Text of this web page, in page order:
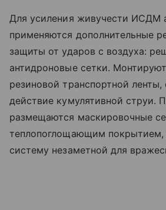
Для усиления живучести ИСДМ
применяются дополнительные
защиты от ударов с воздуха:
антидроновые сетки.
резиновой транспортной
действие кумулятивной струи.
размещаются маскировочные
теплопоглощающим
систему незаметной для